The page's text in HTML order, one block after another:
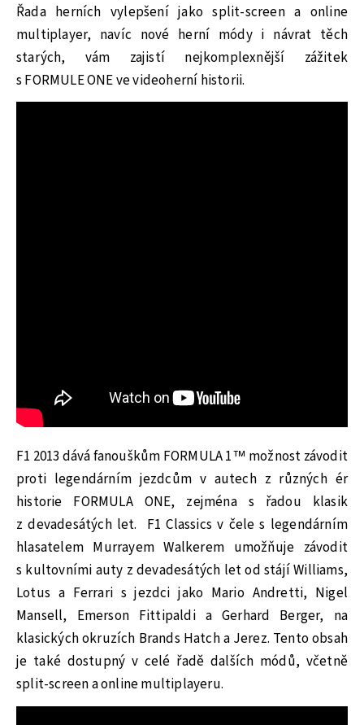
Řada herních vylepšení jako split-screen a online
multiplayer, navíc nové herní módy i návrat těch
starých, vám zajistí nejkomplexnější zážitek
s FORMULE ONE ve videoherní historii.
F1 2013 dává fanouškům FORMULA 1™ možnost závodit
proti legendárním jezdcům v autech z různých ér
historie FORMULA ONE, zejména s řadou klasik
z devadesátých let. F1 Classics v čele s legendárním
hlasatelem Murrayem Walkerem umožňuje závodit
s kultovními auty z devadesátých let od stájí Williams,
Lotus a Ferrari s jezdci jako Mario Andretti, Nigel
Mansell, Emerson Fittipaldi a Gerhard Berger, na
klasických okruzích Brands Hatch a Jerez. Tento obsah
je také dostupný v celé řadě dalších módů, včetně
split-screen a online multiplayeru.